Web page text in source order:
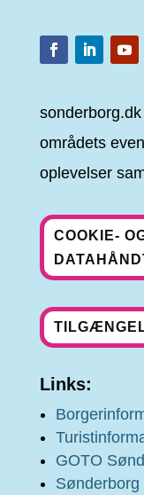
områdets
oplevelser
COOKIE-
Links:
GOTO